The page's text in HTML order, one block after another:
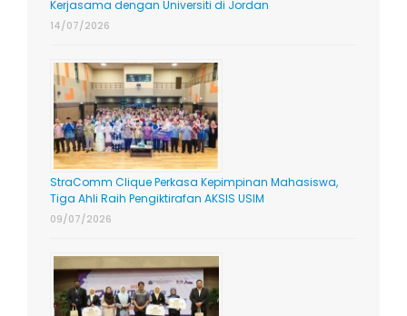
Kerjasama dengan Universiti di Jordan
14/07/2026
StraComm Clique Perkasa Kepimpinan Mahasiswa,
Tiga Ahli Raih Pengiktirafan AKSIS USIM
09/07/2026